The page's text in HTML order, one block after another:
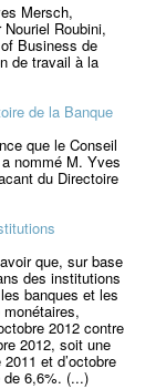
Mersch,
Roubini,
Business de
de travail à la
de la Banque
que le Conseil
nommé M. Yves
du Directoire
que, sur base
des institutions
banques et les
2012 contre
2012, soit une
et d’octobre
6,6%. (...)